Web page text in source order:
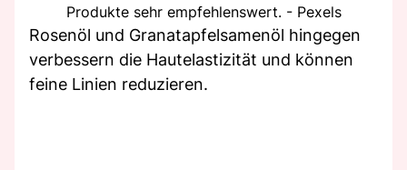
Produkte sehr empfehlenswert. - Pexels
Rosenöl und Granatapfelsamenöl hingegen
verbessern die Hautelastizität und können
feine Linien reduzieren.